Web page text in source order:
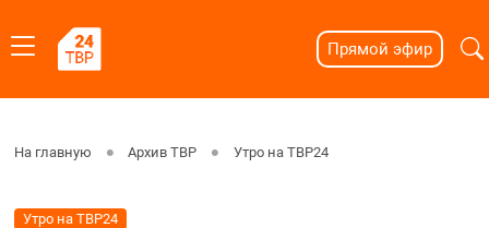
Прямой эфир
На главную Архив ТВР Утро на ТВР24
Утро на ТВР24